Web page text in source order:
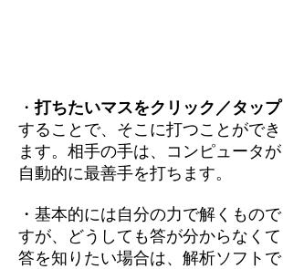
・打ちたいマスをクリック／タップ
することで、そこに打つことができ
ます。相手の手は、コンピュータが
自動的に最善手を打ちます。
・基本的には自分の力で解くもので
すが、どうしても答が分からなくて
答を知りたい場合は、解析ソフトで